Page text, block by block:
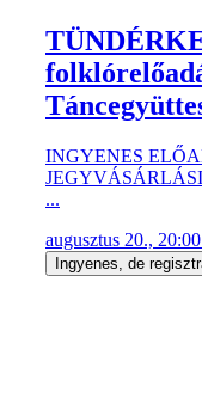
INGYENES
...
augusztus 20.,
Ingyenes, de